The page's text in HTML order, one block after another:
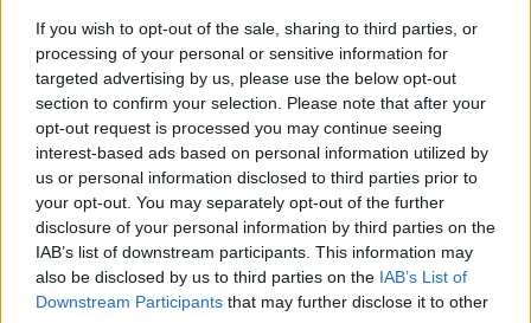
If you wish to opt-out of the sale, sharing to third parties, or
processing of your personal or sensitive information for
targeted advertising by us, please use the below opt-out
section to confirm your selection. Please note that after your
opt-out request is processed you may continue seeing
interest-based ads based on personal information utilized by
us or personal information disclosed to third parties prior to
your opt-out. You may separately opt-out of the further
disclosure of your personal information by third parties on the
IAB’s list of downstream participants. This information may
also be disclosed by us to third parties on the IAB’s List of
Downstream Participants that may further disclose it to other
bakancsát.